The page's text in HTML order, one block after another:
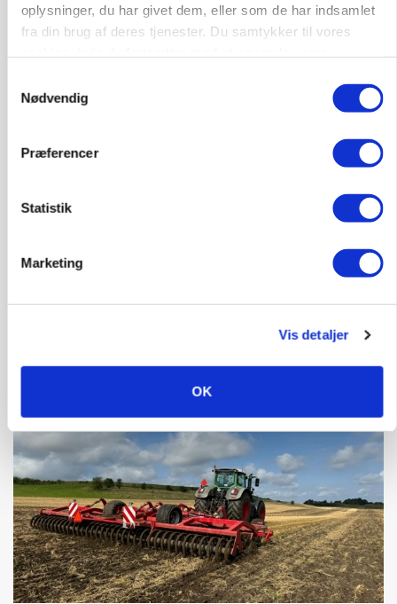
oplysninger, du har givet dem, eller som de har indsamlet
fra din brug af deres tjenester. Du samtykker til vores
Nødvendig
Præferencer
Statistik
Marketing
Vis detaljer
OK
Folketinget behandler ny gødskningslov: Sådan
kan den ændre din bedrift fra 2027
Snart kan man søge tilskud til naturprojekter